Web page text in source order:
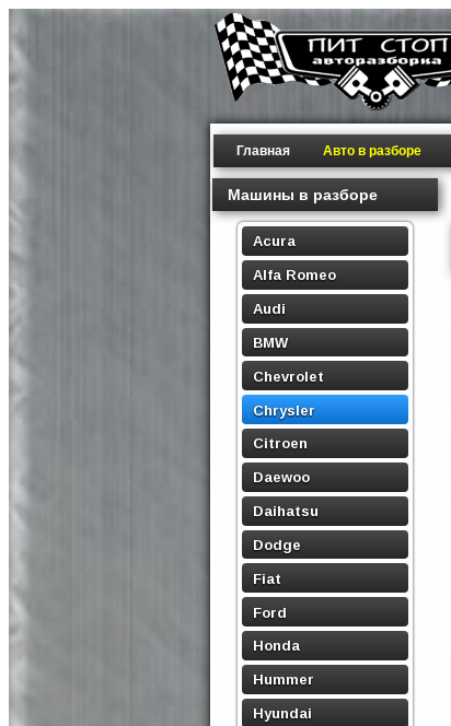
Главная Авто в разборе
Машины в разборе
Acura
Alfa Romeo
Audi
BMW
Chevrolet
Chrysler
Citroen
Daewoo
Daihatsu
Dodge
Fiat
Ford
Honda
Hummer
Hyundai